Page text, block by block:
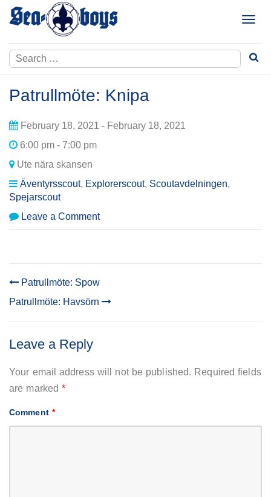
Skip
T
g
l
Search
for:
Patrullmöte: Knipa
February 18, 2021 - February 18, 2021
6:00 pm - 7:00 pm
Ute nära skansen
Äventyrsscout, Explorerscout, Scoutavdelningen,
Spejarscout
Leave a Commenton
Patrullmöte:
POST
NAVIGATION
Patrullmöte: Spow
Patrullmöte: Havsörn
Leave a Reply
Your email address will not be published. Required fields
are marked*
Comment *